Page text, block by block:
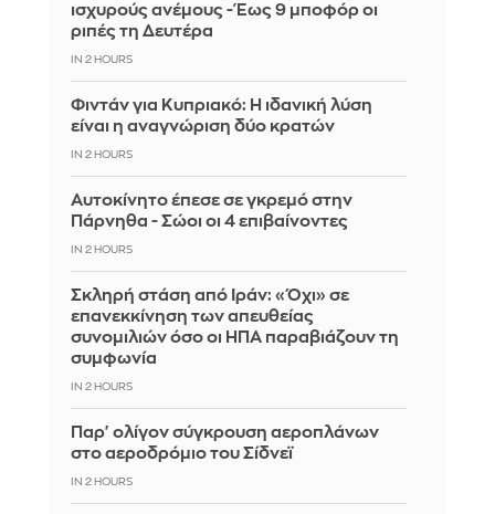
ισχυρούς ανέμους - Έως 9 μποφόρ οι
ριπές τη Δευτέρα
IN 2 HOURS
Φιντάν για Κυπριακό: Η ιδανική λύση
είναι η αναγνώριση δύο κρατών
IN 2 HOURS
Αυτοκίνητο έπεσε σε γκρεμό στην
Πάρνηθα - Σώοι οι 4 επιβαίνοντες
IN 2 HOURS
Σκληρή στάση από Ιράν: «Όχι» σε
επανεκκίνηση των απευθείας
συνομιλιών όσο οι ΗΠΑ παραβιάζουν τη
συμφωνία
IN 2 HOURS
Παρ' ολίγον σύγκρουση αεροπλάνων
στο αεροδρόμιο του Σίδνεϊ
IN 2 HOURS